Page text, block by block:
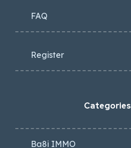
FAQ
Register
Categories
Ba8i IMMO